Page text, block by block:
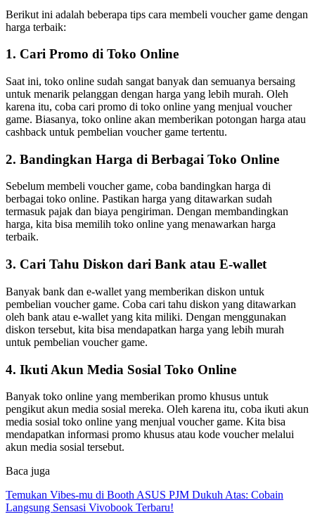
Berikut ini adalah beberapa tips cara membeli voucher game dengan
harga terbaik:
1. Cari Promo di Toko Online
Saat ini, toko online sudah sangat banyak dan semuanya bersaing
untuk menarik pelanggan dengan harga yang lebih murah. Oleh
karena itu, coba cari promo di toko online yang menjual voucher
game. Biasanya, toko online akan memberikan potongan harga atau
cashback untuk pembelian voucher game tertentu.
2. Bandingkan Harga di Berbagai Toko Online
Sebelum membeli voucher game, coba bandingkan harga di
berbagai toko online. Pastikan harga yang ditawarkan sudah
termasuk pajak dan biaya pengiriman. Dengan membandingkan
harga, kita bisa memilih toko online yang menawarkan harga
terbaik.
3. Cari Tahu Diskon dari Bank atau E-wallet
Banyak bank dan e-wallet yang memberikan diskon untuk
pembelian voucher game. Coba cari tahu diskon yang ditawarkan
oleh bank atau e-wallet yang kita miliki. Dengan menggunakan
diskon tersebut, kita bisa mendapatkan harga yang lebih murah
untuk pembelian voucher game.
4. Ikuti Akun Media Sosial Toko Online
Banyak toko online yang memberikan promo khusus untuk
pengikut akun media sosial mereka. Oleh karena itu, coba ikuti akun
media sosial toko online yang menjual voucher game. Kita bisa
mendapatkan informasi promo khusus atau kode voucher melalui
akun media sosial tersebut.
Baca juga
Temukan Vibes-mu di Booth ASUS PJM Dukuh Atas: Cobain
Langsung Sensasi Vivobook Terbaru!